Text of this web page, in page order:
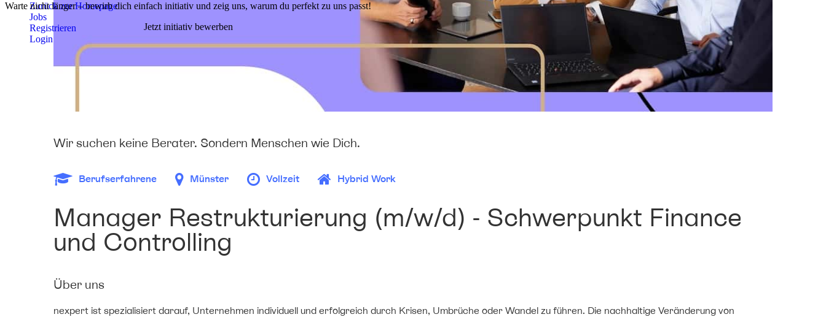
Zurück zur Homepage
Jobs
Registrieren
Login
Warte nicht länger – bewirb dich einfach initiativ und zeig uns, warum du perfekt zu uns passt!
Jetzt initiativ bewerben
Wir suchen keine Berater. Sondern Menschen wie Dich.
Berufserfahrene Münster Vollzeit Hybrid Work
Manager Restrukturierung (m/w/d) - Schwerpunkt Finance
und Controlling
Über uns
nexpert ist spezialisiert darauf, Unternehmen individuell und erfolgreich durch Krisen, Umbrüche oder Wandel zu führen. Die nachhaltige Veränderung von